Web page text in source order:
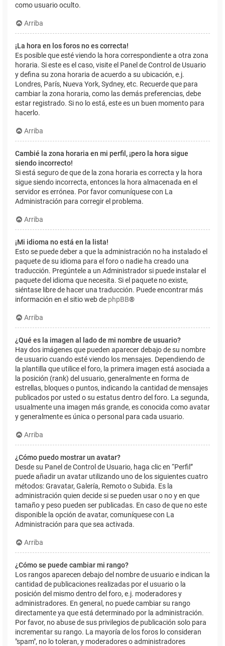
como usuario oculto.
Arriba
¡La hora en los foros no es correcta!
Es posible que esté viendo la hora correspondiente a otra zona
horaria. Si este es el caso, visite el Panel de Control de Usuario
y defina su zona horaria de acuerdo a su ubicación, e.j.
Londres, París, Nueva York, Sydney, etc. Recuerde que para
cambiar la zona horaria, como las demás preferencias, debe
estar registrado. Si no lo está, este es un buen momento para
hacerlo.
Arriba
Cambié la zona horaria en mi perfil, ¡pero la hora sigue
siendo incorrecto!
Si está seguro de que de la zona horaria es correcta y la hora
sigue siendo incorrecta, entonces la hora almacenada en el
servidor es errónea. Por favor comuníquese con La
Administración para corregir el problema.
Arriba
¡Mi idioma no está en la lista!
Esto se puede deber a que la administración no ha instalado el
paquete de su idioma para el foro o nadie ha creado una
traducción. Pregúntele a un Administrador si puede instalar el
paquete del idioma que necesita. Si el paquete no existe,
siéntase libre de hacer una traducción. Puede encontrar más
información en el sitio web de phpBB®
Arriba
¿Qué es la imagen al lado de mi nombre de usuario?
Hay dos imágenes que pueden aparecer debajo de su nombre
de usuario cuando esté viendo los mensajes. Dependiendo de
la plantilla que utilice el foro, la primera imagen está asociada a
la posición (rank) del usuario, generalmente en forma de
estrellas, bloques o puntos, indicando la cantidad de mensajes
publicados por usted o su estatus dentro del foro. La segunda,
usualmente una imagen más grande, es conocida como avatar
y generalmente es única o personal para cada usuario.
Arriba
¿Cómo puedo mostrar un avatar?
Desde su Panel de Control de Usuario, haga clic en “Perfil”
puede añadir un avatar utilizando uno de los siguientes cuatro
métodos: Gravatar, Galería, Remoto o Subida. Es la
administración quien decide si se pueden usar o no y en que
tamaño y peso pueden ser publicadas. En caso de que no este
disponible la opción de avatar, comuníquese con La
Administración para que sea activada.
Arriba
¿Cómo se puede cambiar mi rango?
Los rangos aparecen debajo del nombre de usuario e indican la
cantidad de publicaciones realizadas por el usuario o la
posición del mismo dentro del foro, e.j. moderadores y
administradores. En general, no puede cambiar su rango
directamente ya que está determinado por la administración.
Por favor, no abuse de sus privilegios de publicación solo para
incrementar su rango. La mayoría de los foros lo consideran
"spam", no lo toleran, y moderadores o administradores